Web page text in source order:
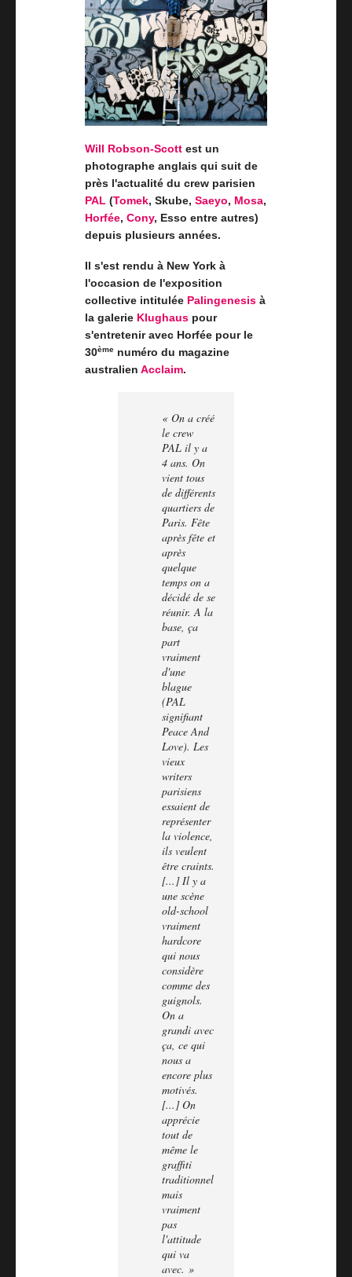
Will Robson-Scott est un
photographe anglais qui suit de
près l'actualité du crew parisien
PAL (Tomek, Skube,Saeyo, Mosa,
Horfée,Cony, Esso entre autres)
depuis plusieurs années.
Il s'est rendu à New York à
l'occasion de l'exposition
collective intitulée Palingenesis à
la galerie Klughaus pour
s'entretenir avec Horfée pour le
30ème numéro du magazine
australienAcclaim.
« On a créé
le crew
PAL il y a
4 ans. On
vient tous
de différents
quartiers de
Paris. Fête
après fête et
après
quelque
temps on a
décidé de se
réunir. A la
base, ça
part
vraiment
d'une
blague
(PAL
signifiant
Peace And
Love). Les
vieux
writers
parisiens
essaient de
représenter
la violence,
ils veulent
être craints.
[...] Il y a
une scène
old-school
vraiment
hardcore
qui nous
considère
comme des
guignols.
On a
grandi avec
ça, ce qui
nous a
encore plus
motivés.
[...] On
apprécie
tout de
même le
graffiti
traditionnel
mais
vraiment
pas
l'attitude
qui va
avec. »